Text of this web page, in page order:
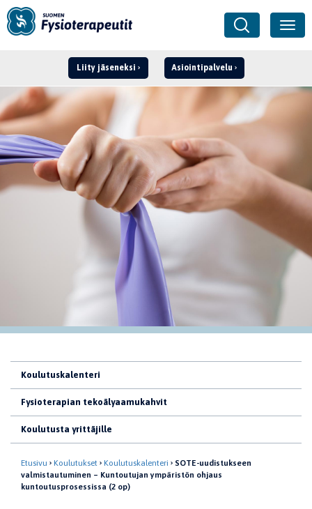
Liity jäseneksi Asiointipalvelu
Kirjaudu ›
Koulutuskalenteri
Fysioterapian tekoälyaamukahvit
Koulutusta yrittäjille
Etusivu Koulutukset Koulutuskalenteri
SOTE-uudistukseen
valmistautuminen – Kuntoutujan ympäristön ohjaus
kuntoutusprosessissa (2 op)